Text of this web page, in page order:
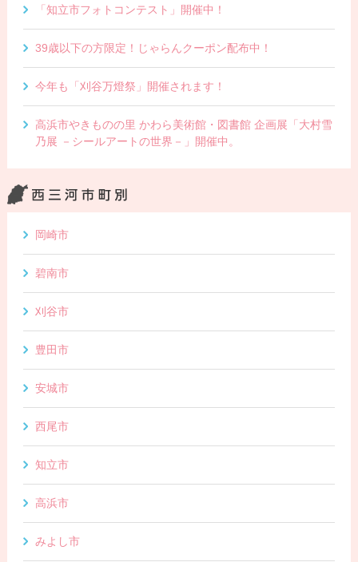
「知立市フォトコンテスト」開催中！
39歳以下の方限定！じゃらんクーポン配布中！
今年も「刈谷万燈祭」開催されます！
高浜市やきものの里 かわら美術館・図書館 企画展「大村雪
乃展 －シールアートの世界－」開催中。
岡崎市
碧南市
刈谷市
豊田市
安城市
西尾市
知立市
高浜市
みよし市